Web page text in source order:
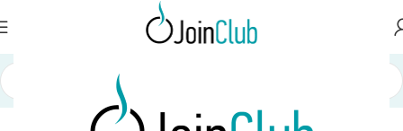
Πρώτες Ύλες/Αξεσουάρ